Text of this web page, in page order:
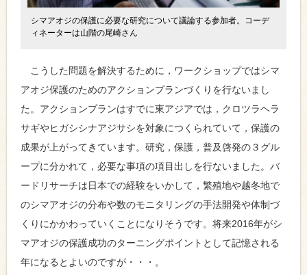
シマアオジの保護に必要な研究について議論する参加者。コーデ
ィネーターは山階の尾崎さん
こうした問題を解決するために，ワークショップではシマ
アオジ保護のためのアクションプランづくりを行ないまし
た。アクションプランはすでに東アジアでは，クロツラヘラ
サギやヒガシシナアジサシを対象につくられていて，保護の
成果が上がってきています。研究，保護，普及啓発の３グル
ープに分かれて，必要な事項の項目出しを行ないました。バ
ードリサーチは日本での経験をいかして，繁殖地や越冬地で
のシマアオジの分布や数のモニタリングの手法開発や体制づ
くりにかかわっていくことになりそうです。将来2016年がシ
マアオジの保護成功のターニングポイントとして記憶される
年になるとよいのですが・・・。